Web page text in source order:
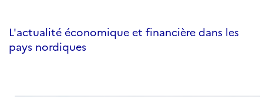
L'actualité économique et financière dans les
pays nordiques